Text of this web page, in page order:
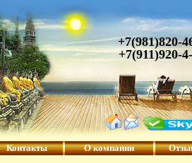
+7(981)820-
+7(911)920-
Контакты О компании